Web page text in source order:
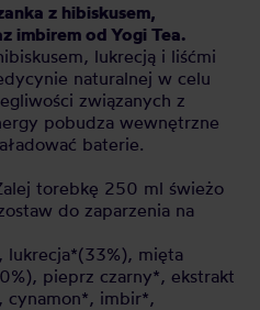
z hibiskusem,
imbirem od Yogi Tea.
lukrecją i liśćmi
naturalnej w celu
związanych z
pobudza wewnętrzne
baterie.
torebkę 250 ml świeżo
do zaparzenia na
lukrecja*(33%), mięta
pieprz czarny*, ekstrakt
cynamon*, imbir*,